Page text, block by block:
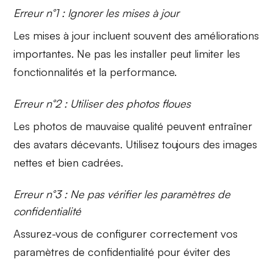
Erreur n°1 : Ignorer les mises à jour
Les mises à jour incluent souvent desaméliorations
importantes. Ne pas les installer peut limiter les
fonctionnalités et la performance.
Erreur n°2 : Utiliser des photos floues
Les photos de mauvaise qualité peuvent entraîner
desavatars décevants. Utilisez toujours des images
nettes et bien cadrées.
Erreur n°3 : Ne pas vérifier les paramètres de
confidentialité
Assurez-vous deconfigurer correctement vos
paramètres de confidentialité pour éviter des